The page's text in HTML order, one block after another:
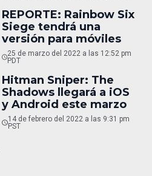
REPORTE: Rainbow Six
Siege tendrá una
versión para móviles
25 de marzo del 2022 a las 12:52 pm
PDT
Hitman Sniper: The
Shadows llegará a iOS
y Android este marzo
14 de febrero del 2022 a las 9:31 pm
PST